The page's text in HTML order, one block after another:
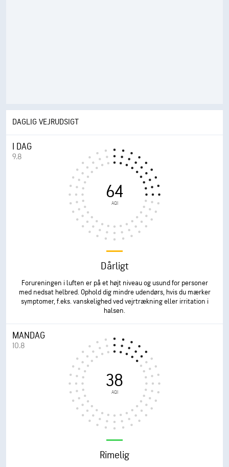
DAGLIG VEJRUDSIGT
I DAG
9.8
64
AQI
Dårligt
Forureningen i luften er på et højt niveau og usund for personer
med nedsat helbred. Ophold dig mindre udendørs, hvis du mærker
symptomer, f.eks. vanskelighed ved vejrtrækning eller irritation i
halsen.
MANDAG
10.8
38
AQI
Rimelig